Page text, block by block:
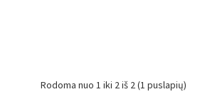
Rodoma nuo 1 iki 2 iš 2 (1 puslapių)